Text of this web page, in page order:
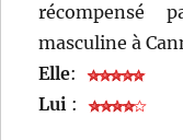
récompensé
masculine à
Elle:
Lui :